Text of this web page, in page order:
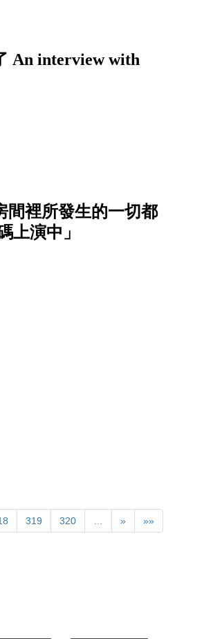
An interview with
間裡所發生的一切都
演中」
319 320 … » »»